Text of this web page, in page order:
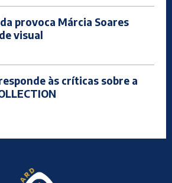
provoca Márcia Soares
visual
às críticas sobre a